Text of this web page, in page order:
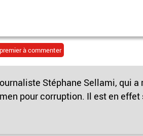
à commenter
Stéphane Sellami, qui
pour corruption. Il est en